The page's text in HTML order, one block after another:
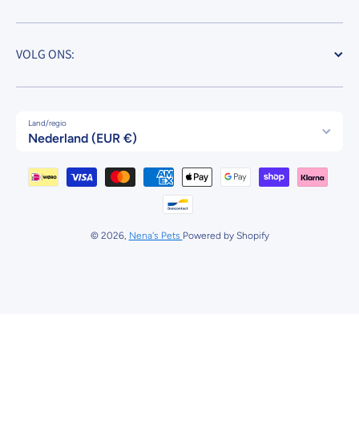
VOLG ONS:
Land/regio
Nederland (EUR €)
Betaalmethodes
© 2026, Nena's Pets Powered by Shopify